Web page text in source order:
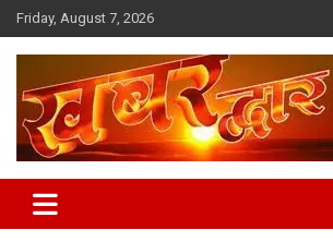
Skip
to
content
Friday, August 7, 2026
Khabar Dwar